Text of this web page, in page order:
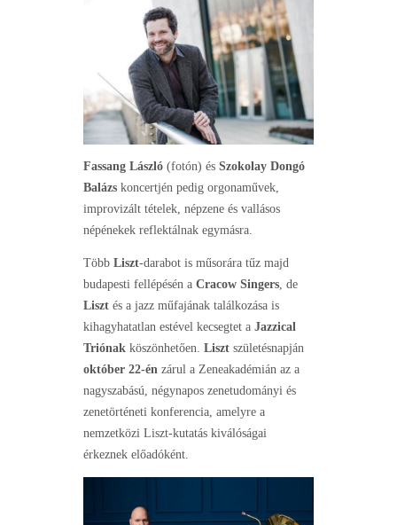
Fassang László (fotón) és Szokolay Dongó
Balázs koncertjén pedig orgonaművek,
improvizált tételek, népzene és vallásos
népénekek reflektálnak egymásra.
Több Liszt-darabot is műsorára tűz majd
budapesti fellépésén a Cracow Singers, de
Liszt és a jazz műfajának találkozása is
kihagyhatatlan estével kecsegtet a Jazzical
Triónak köszönhetően. Liszt születésnapján
október 22-én zárul a Zeneakadémián az a
nagyszabású, négynapos zenetudományi és
zenetörténeti konferencia, amelyre a
nemzetközi Liszt-kutatás kiválóságai
érkeznek előadóként.